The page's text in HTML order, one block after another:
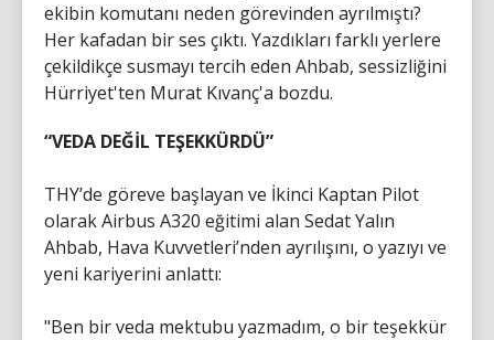
ekibin komutanı neden görevinden ayrılmıştı?
Her kafadan bir ses çıktı. Yazdıkları farklı yerlere
çekildikçe susmayı tercih eden Ahbab, sessizliğini
Hürriyet'ten Murat Kıvanç'a bozdu.
“VEDA DEĞİL TEŞEKKÜRDÜ”
THY’de göreve başlayan ve İkinci Kaptan Pilot
olarak Airbus A320 eğitimi alan Sedat Yalın
Ahbab, Hava Kuvvetleri’nden ayrılışını, o yazıyı ve
yeni kariyerini anlattı:
"Ben bir veda mektubu yazmadım, o bir teşekkür